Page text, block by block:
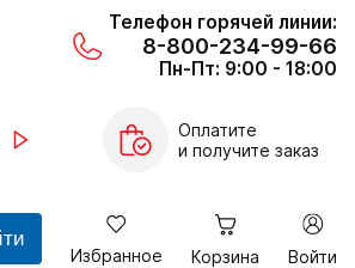
Телефон горячей линии:
8-800-234-99-66
Пн-Пт: 9:00 - 18:00
Оплатите
и получите заказ
Избранное Корзина Войти